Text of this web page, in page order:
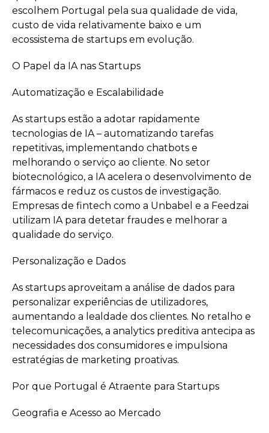
escolhem Portugal pela sua qualidade de vida,
custo de vida relativamente baixo e um
ecossistema de startups em evolução.
O Papel da IA nas Startups
Automatização e Escalabilidade
As startups estão a adotar rapidamente
tecnologias de IA – automatizando tarefas
repetitivas, implementando chatbots e
melhorando o serviço ao cliente. No setor
biotecnológico, a IA acelera o desenvolvimento de
fármacos e reduz os custos de investigação.
Empresas de fintech como a Unbabel e a Feedzai
utilizam IA para detetar fraudes e melhorar a
qualidade do serviço.
Personalização e Dados
As startups aproveitam a análise de dados para
personalizar experiências de utilizadores,
aumentando a lealdade dos clientes. No retalho e
telecomunicações, a analytics preditiva antecipa as
necessidades dos consumidores e impulsiona
estratégias de marketing proativas.
Por que Portugal é Atraente para Startups
Geografia e Acesso ao Mercado